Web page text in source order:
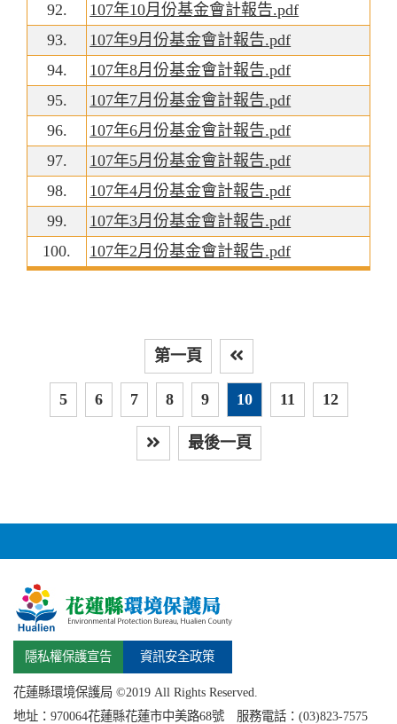
92.
107年10月份基金會計報告.pdf
93.
107年9月份基金會計報告.pdf
94.
107年8月份基金會計報告.pdf
95.
107年7月份基金會計報告.pdf
96.
107年6月份基金會計報告.pdf
97.
107年5月份基金會計報告.pdf
98.
107年4月份基金會計報告.pdf
99.
107年3月份基金會計報告.pdf
100.
107年2月份基金會計報告.pdf
第一頁
5
6 7 8 9 10 11 12
最後一頁
隱私權保護宣告 資訊安全政策
花蓮縣環境保護局 ©2019 All Rights Reserved.
地址： 970064花蓮縣花蓮市中美路68號 服務電話：(03)823-7575